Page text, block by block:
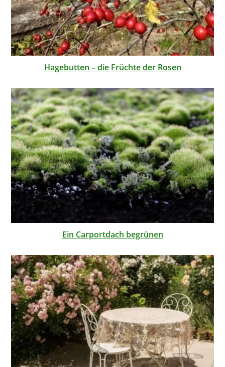
Hagebutten – die Früchte der Rosen
Ein Carportdach begrünen